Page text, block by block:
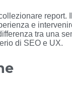
report.
e
tra una
di SEO e UX.